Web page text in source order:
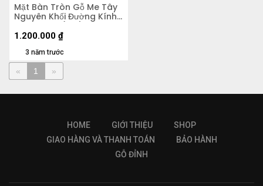
Mặt Bàn Tròn Gỗ Me Tây
Nguyên Khối Đường Kính
60 Dày 4.5 (cm)
3 năm trước
1.200.000 ₫
« 1 »
HOME GIỚI THIỆU
SHOP
GIAO HÀNG VÀ THANH TOÁN
BẢO HÀNH
GỖ ĐỈNH